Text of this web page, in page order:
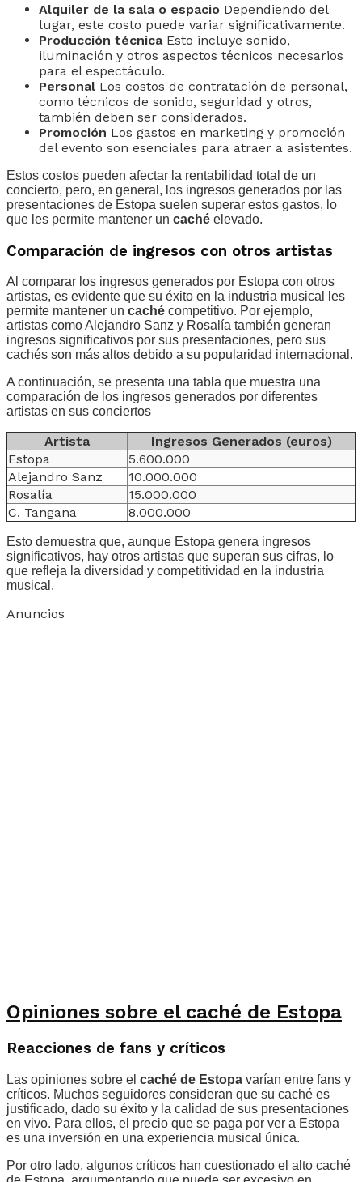
Alquiler de la sala o espacio Dependiendo del
lugar, este costo puede variar significativamente.
Producción técnicaEsto incluye sonido,
iluminación y otros aspectos técnicos necesarios
para el espectáculo.
Personal Los costos de contratación de personal,
como técnicos de sonido, seguridad y otros,
también deben ser considerados.
Promoción Los gastos en marketing y promoción
del evento son esenciales para atraer a asistentes.
Estos costos pueden afectar la rentabilidad total de un
concierto, pero, en general, los ingresos generados por las
presentaciones de Estopa suelen superar estos gastos, lo
que les permite mantener un caché elevado.
Comparación de ingresos con otros artistas
Al comparar los ingresos generados por Estopa con otros
artistas, es evidente que su éxito en la industria musical les
permite mantener un caché competitivo. Por ejemplo,
artistas como Alejandro Sanz y Rosalía también generan
ingresos significativos por sus presentaciones, pero sus
cachés son más altos debido a su popularidad internacional.
A continuación, se presenta una tabla que muestra una
comparación de los ingresos generados por diferentes
artistas en sus conciertos
Artista
Ingresos Generados (euros)
Estopa
5.600.000
Alejandro Sanz
10.000.000
Rosalía
15.000.000
C. Tangana
8.000.000
Esto demuestra que, aunque Estopa genera ingresos
significativos, hay otros artistas que superan sus cifras, lo
que refleja la diversidad y competitividad en la industria
musical.
Anuncios
Opiniones sobre el caché de Estopa
Reacciones de fans y críticos
Las opiniones sobre el caché de Estopa varían entre fans y
críticos. Muchos seguidores consideran que su caché es
justificado, dado su éxito y la calidad de sus presentaciones
en vivo. Para ellos, el precio que se paga por ver a Estopa
es una inversión en una experiencia musical única.
Por otro lado, algunos críticos han cuestionado el alto caché